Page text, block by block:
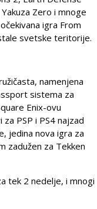
Zero i mnoge
igra From
svetske teritorije.
namenjena
sistema za
Enix-ovu
PSP i PS4 najzad
jedina nova igra za
zadužen za Tekken
tek 2 nedelje, i mnogi